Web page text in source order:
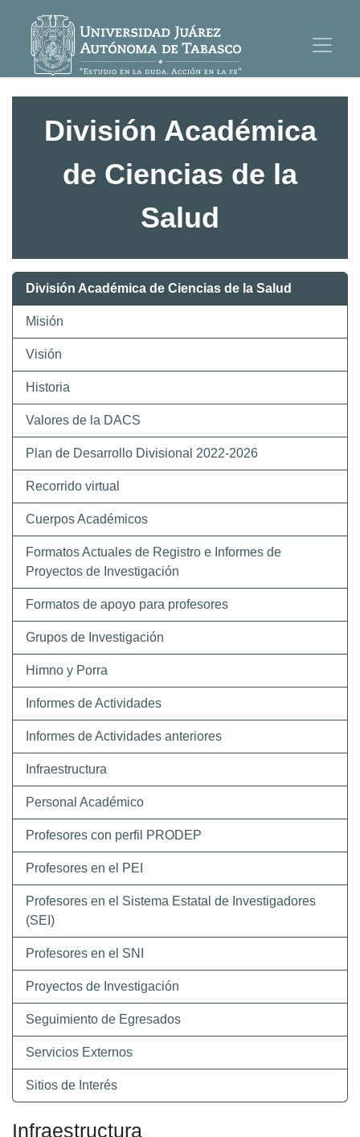
División Académica
de Ciencias de la
Salud
División Académica de Ciencias de la Salud
Misión
Visión
Historia
Valores de la DACS
Plan de Desarrollo Divisional 2022-2026
Recorrido virtual
Cuerpos Académicos
Formatos Actuales de Registro e Informes de
Proyectos de Investigación
Formatos de apoyo para profesores
Grupos de Investigación
Himno y Porra
Informes de Actividades
Informes de Actividades anteriores
Infraestructura
Personal Académico
Profesores con perfil PRODEP
Profesores en el PEI
Profesores en el Sistema Estatal de Investigadores
(SEI)
Profesores en el SNI
Proyectos de Investigación
Seguimiento de Egresados
Servicios Externos
Sitios de Interés
Infraestructura